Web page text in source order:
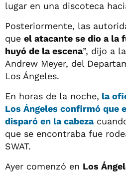
lugar en una discoteca
Posteriormente, las
que el atacante se dio a la
huyó de la escena”, dijo a
Andrew Meyer, del
Los Ángeles.
En horas de la noche, la
Los Ángeles confirmó que
disparó en la cabeza
que se encontraba fue
SWAT.
Ayer comenzó en Los